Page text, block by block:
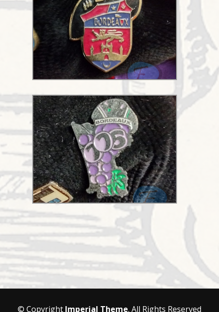
© Copyright Imperial Theme. All Rights Reserved